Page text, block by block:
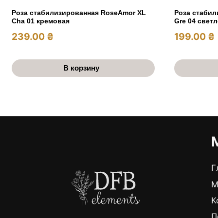
Роза стабилизированная RoseAmor XL
Cha 01 кремовая
239.00 ₴
В корзину
Роза
Gre 04
199.00 ₴